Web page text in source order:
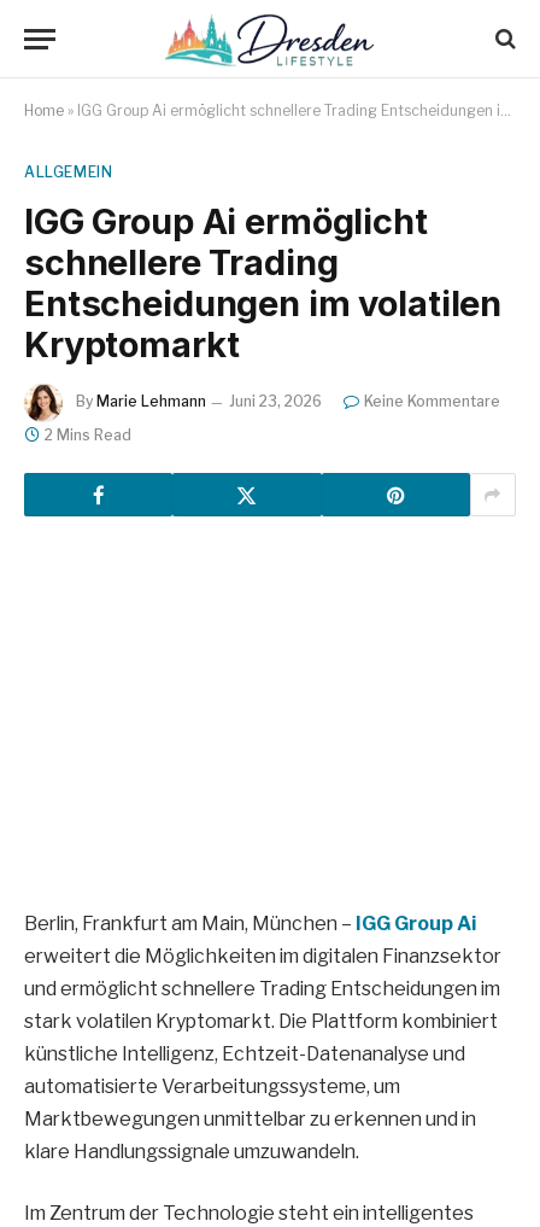
Home » IGG Group Ai ermöglicht schnellere Trading Entscheidungen im volatilen Kryptomarkt
ALLGEMEIN
IGG Group Ai ermöglicht
schnellere Trading
Entscheidungen im volatilen
Kryptomarkt
By Marie Lehmann Juni 23, 2026
Keine Kommentare
2 Mins Read
Berlin, Frankfurt am Main, München – IGG Group Ai
erweitert die Möglichkeiten im digitalen Finanzsektor
und ermöglicht schnellere Trading Entscheidungen im
stark volatilen Kryptomarkt. Die Plattform kombiniert
künstliche Intelligenz, Echtzeit-Datenanalyse und
automatisierte Verarbeitungssysteme, um
Marktbewegungen unmittelbar zu erkennen und in
klare Handlungssignale umzuwandeln.
Im Zentrum der Technologie steht ein intelligentes